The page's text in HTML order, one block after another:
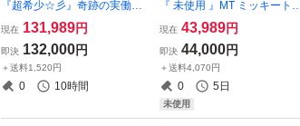
『超希少☆彡』奇跡の実働外
し VDO ポルシェ 911 930 レ
ーシングタコメーター 10000
rpm 1980年代 RSR BOSCH
HKZ レアパーツ
現在 131,989円
即決 132,000円
＋送料1,520円
0 10時間
『 未使用 』MT ミッキートン
プソン（Mickey Thompso
n）Sportsman S/R 29x15.00
R15LT 荷重範囲（ロードレ
ンジ）B チューブレスタイヤ
2本
現在 43,989円
即決 44,000円
＋送料4,070円
0 5日
未使用